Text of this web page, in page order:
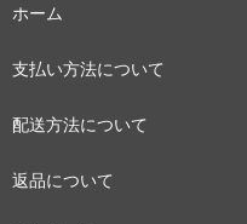
ホーム
支払い方法について
配送方法について
返品について